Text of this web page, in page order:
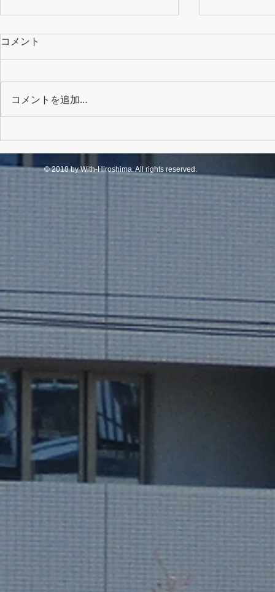
クリスマス交流会
コメント
コメントを追加…
© 2018 by With-Hiroshima. All rights reserved.